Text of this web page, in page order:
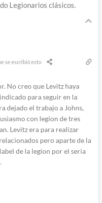
Legionarios clásicos.
se escribió esto
No creo que Levitz haya
para seguir en la
dejado el trabajo a Johns,
con legion de tres
Levitz era para realizar
pero aparte de la
de la legion por el seria